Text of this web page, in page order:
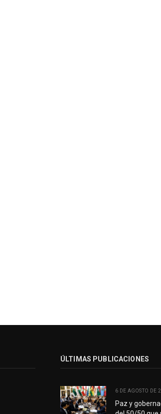
ÚLTIMAS PUBLICACIONES
6 DE AGOSTO DE
Paz y